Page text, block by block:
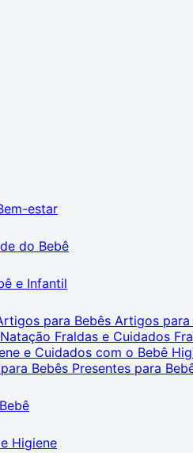
estar
do Bebê
e Infantil
para Bebês Artigos para
Fraldas e Cuidados
e Cuidados com o Bebê
Bebês Presentes para
Higiene